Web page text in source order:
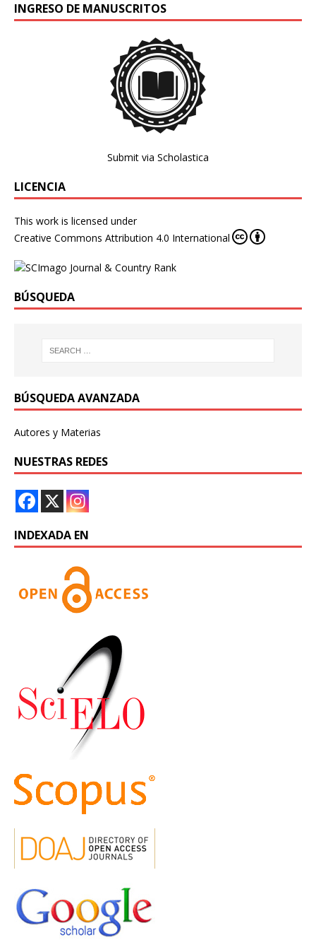
INGRESO DE MANUSCRITOS
Submit via Scholastica
LICENCIA
This work is licensed under
Creative Commons Attribution 4.0 International
BÚSQUEDA
BÚSQUEDA AVANZADA
Autores y Materias
NUESTRAS REDES
INDEXADA EN